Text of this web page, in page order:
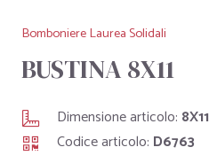
Bomboniere Laurea Solidali
BUSTINA 8X11
Dimensione articolo: 8X11
Codice articolo: D6763